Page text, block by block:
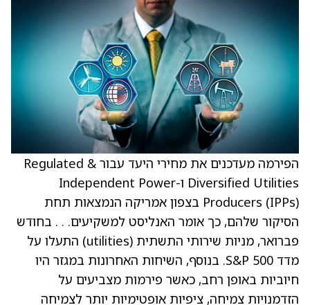
הפירמה מעדכנים את מחירי היעד עבור Regulated &
Diversified Utilities ו-Independent Power
Producers (IPPs) בצפון אמריקה הנמצאות תחת
הסיקור שלהם, כך אומר האנליסט למשקיעים. . . בחודש
פברואר, מניות שירותי התשתית (utilities) התעלו על
מדד S&P 500. בנוסף, השיחות האחרונות במגזר היו
חיוביות באופן רחב, כאשר פירמות מצביעים על
הזדמנויות צמיחה, ציפיות אופטימיות יותר לצמיחה